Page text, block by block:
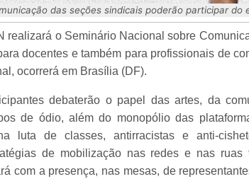
das seções sindicais poderão participar do
realizará o Seminário Nacional sobre
docentes e também para profissionais de
ocorrerá em Brasília (DF).
debaterão o papel das artes, da
de ódio, além do monopólio das
luta de classes, antirracistas e anti-
de mobilização nas redes e nas ruas
com a presença, nas mesas, de